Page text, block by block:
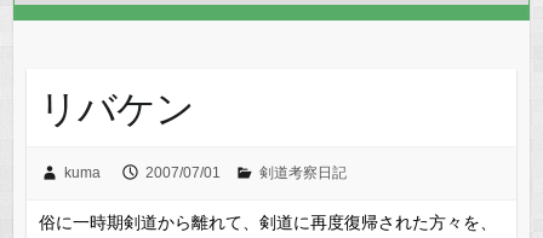
リバケン
kuma 2007/07/01 剣道考察日記
俗に一時期剣道から離れて、剣道に再度復帰された方々を、